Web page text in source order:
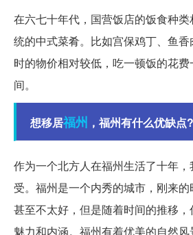
在六七十年代，国营饭店的饭食种
统的中式菜肴。比如宫保鸡丁、鱼
时的物价相对较低，吃一顿饭的花
间。
想移居福州 ，福州有什么优缺点?
作为一个北方人在福州生活了十年
受。福州是一个内秀的城市，刚来
甚至不太好，但是随着时间的推移，
魅力和内涵。福州有着优美的自然